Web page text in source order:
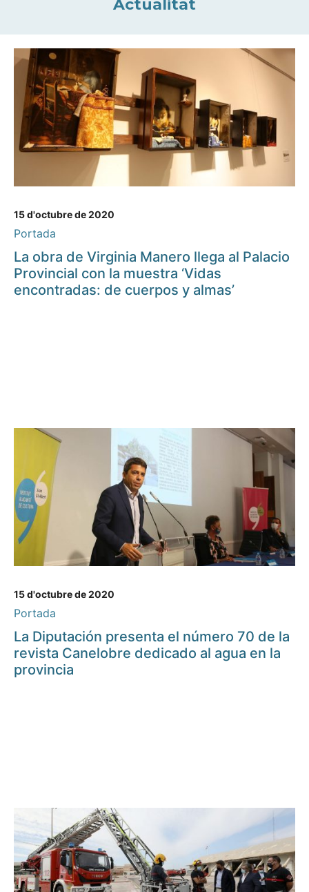
Actualitat
15 d'octubre de 2020
Portada
La obra de Virginia Manero llega al Palacio
Provincial con la muestra ‘Vidas
encontradas: de cuerpos y almas’
15 d'octubre de 2020
Portada
La Diputación presenta el número 70 de la
revista Canelobre dedicado al agua en la
provincia